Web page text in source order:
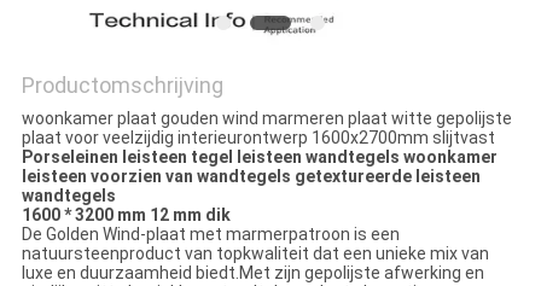
Productomschrijving
woonkamer plaat gouden wind marmeren plaat witte gepolijste
plaat voor veelzijdig interieurontwerp 1600x2700mm slijtvast
Porseleinen leisteen tegel leisteen wandtegels woonkamer
leisteen voorzien van wandtegels getextureerde leisteen
wandtegels
1600 * 3200 mm 12 mm dik
De Golden Wind-plaat met marmerpatroon is een
natuursteenproduct van topkwaliteit dat een unieke mix van
luxe en duurzaamheid biedt.Met zijn gepolijste afwerking en